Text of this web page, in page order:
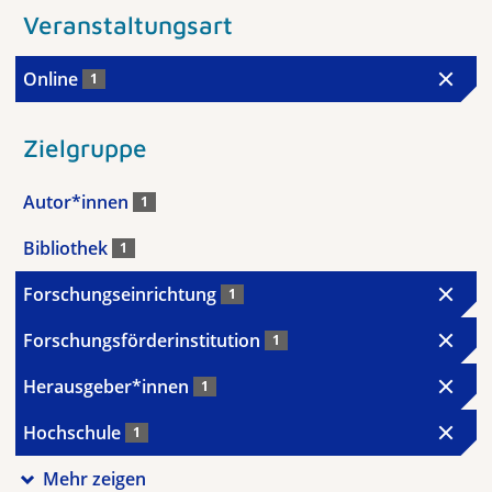
Veranstaltungsart
Online 1
Zielgruppe
Autor*innen 1
Bibliothek 1
Forschungseinrichtung 1
Forschungsförderinstitution 1
Herausgeber*innen 1
Hochschule 1
Mehr zeigen